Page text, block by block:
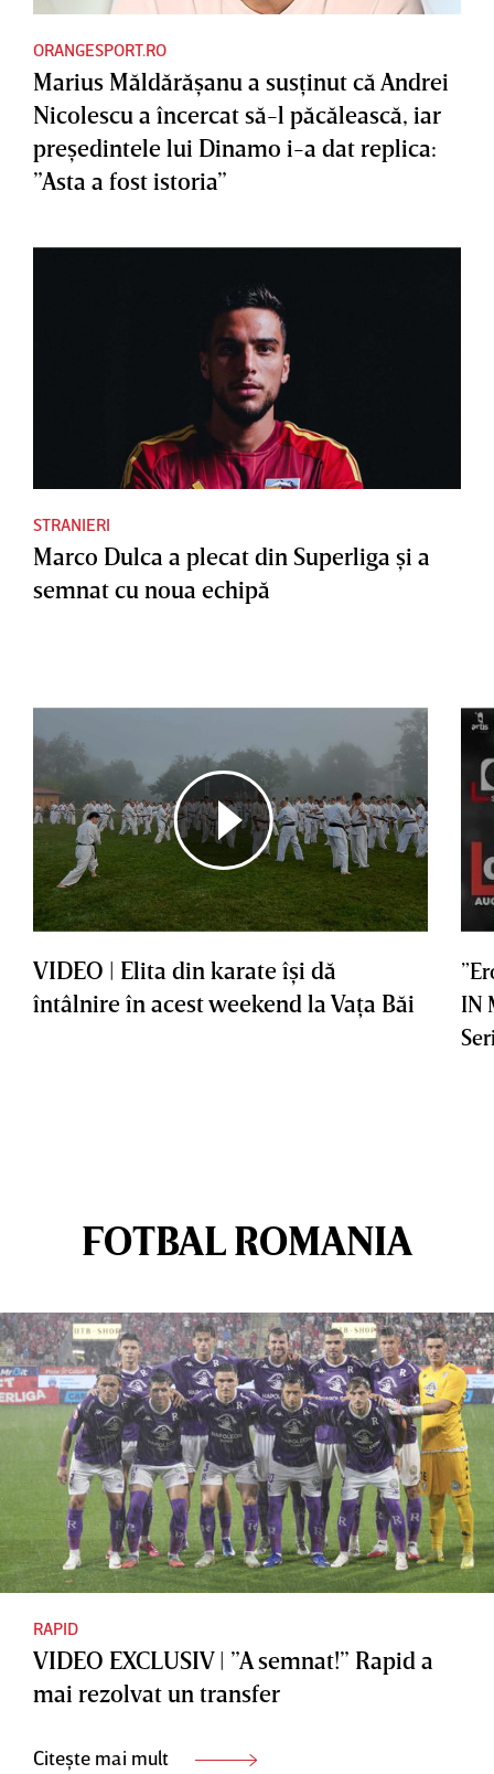
ORANGESPORT.RO
Marius Măldărăşanu a susţinut că Andrei
Nicolescu a încercat să-l păcălească, iar
preşedintele lui Dinamo i-a dat replica:
”Asta a fost istoria”
STRANIERI
Marco Dulca a plecat din Superliga şi a
semnat cu noua echipă
VIDEO | Elita din karate îşi dă
întâlnire în acest weekend la Vaţa Băi
IN
FOTBAL ROMANIA
RAPID
VIDEO EXCLUSIV | ”A semnat!” Rapid a
mai rezolvat un transfer
Citește mai mult